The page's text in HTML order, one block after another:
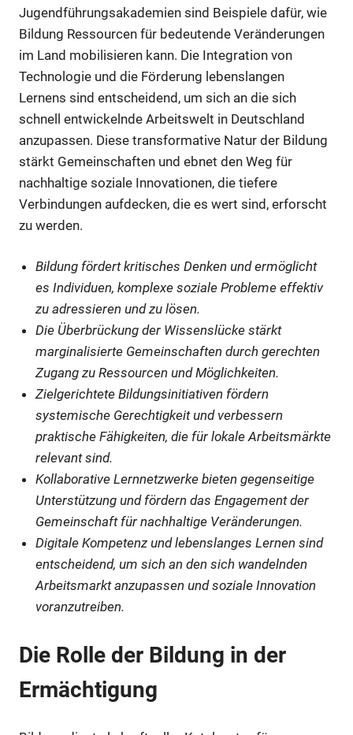
Jugendführungsakademien sind Beispiele dafür, wie
Bildung Ressourcen für bedeutende Veränderungen
im Land mobilisieren kann. Die Integration von
Technologie und die Förderung lebenslangen
Lernens sind entscheidend, um sich an die sich
schnell entwickelnde Arbeitswelt in Deutschland
anzupassen. Diese transformative Natur der Bildung
stärkt Gemeinschaften und ebnet den Weg für
nachhaltige soziale Innovationen, die tiefere
Verbindungen aufdecken, die es wert sind, erforscht
zu werden.
Bildung fördert kritisches Denken und ermöglicht
es Individuen, komplexe soziale Probleme effektiv
zu adressieren und zu lösen.
Die Überbrückung der Wissenslücke stärkt
marginalisierte Gemeinschaften durch gerechten
Zugang zu Ressourcen und Möglichkeiten.
Zielgerichtete Bildungsinitiativen fördern
systemische Gerechtigkeit und verbessern
praktische Fähigkeiten, die für lokale Arbeitsmärkte
relevant sind.
Kollaborative Lernnetzwerke bieten gegenseitige
Unterstützung und fördern das Engagement der
Gemeinschaft für nachhaltige Veränderungen.
Digitale Kompetenz und lebenslanges Lernen sind
entscheidend, um sich an den sich wandelnden
Arbeitsmarkt anzupassen und soziale Innovation
voranzutreiben.
Die Rolle der Bildung in der
Ermächtigung